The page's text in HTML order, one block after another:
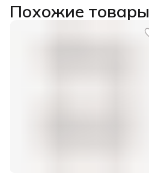
Похожие товары